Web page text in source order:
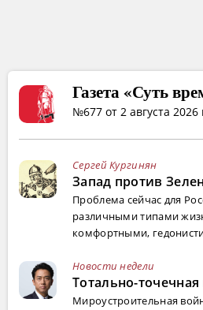
Газета «Суть
№677 от 2 августа 2026
Сергей Кургинян
Запад против
Проблема сейчас для
различными типами
комфортными,
Новости недели
Тотально-
Мироустроительная